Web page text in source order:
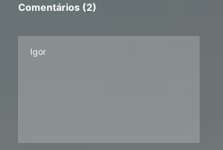
Comentários (2)
Igor